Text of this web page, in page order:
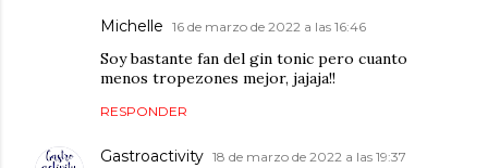
Michelle 16 de marzo de 2022 a las 16:46
Soy bastante fan del gin tonic pero cuanto
menos tropezones mejor, jajaja!!
RESPONDER
Gastroactivity 18 de marzo de 2022 a las 19:37